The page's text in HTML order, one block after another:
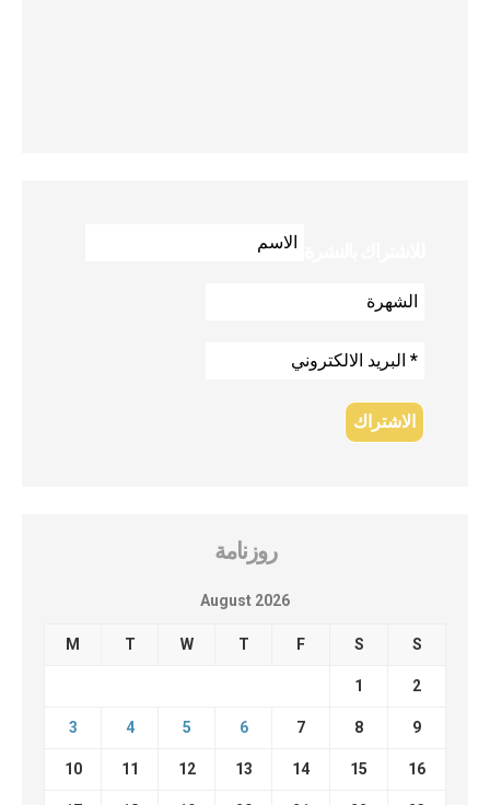
روزنامة
August 2026
M T W T F S S
1 2
3 4 5 6 7 8 9
10 11 12 13 14 15 16